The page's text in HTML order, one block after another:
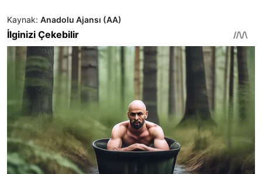
Kaynak: Anadolu Ajansı (AA)